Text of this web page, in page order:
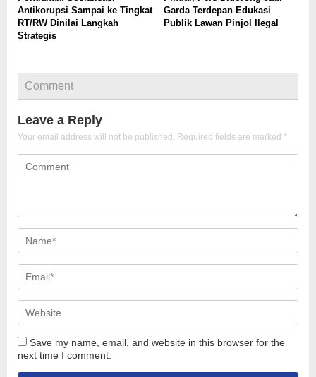
Antikorupsi Sampai ke Tingkat
RT/RW Dinilai Langkah
Strategis
Garda Terdepan Edukasi
Publik Lawan Pinjol Ilegal
Comment
Leave a Reply
Your email address will not be published. Required fields are marked *
Save my name, email, and website in this browser for the
next time I comment.